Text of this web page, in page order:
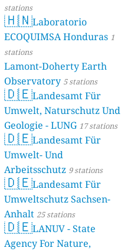
stations
🇭🇳Laboratorio
ECOQUIMSA Honduras 1
stations
Lamont-Doherty Earth
Observatory 5 stations
🇩🇪Landesamt Für
Umwelt, Naturschutz Und
Geologie - LUNG 17 stations
🇩🇪Landesamt Für
Umwelt- Und
Arbeitsschutz 9 stations
🇩🇪Landesamt Für
Umweltschutz Sachsen-
Anhalt 25 stations
🇩🇪LANUV - State
Agency For Nature,